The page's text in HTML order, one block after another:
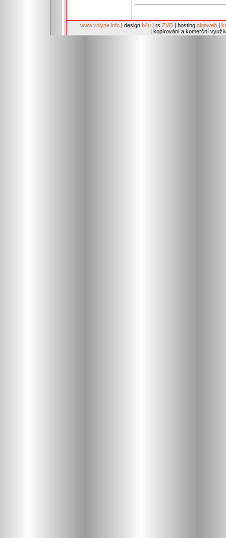
www.volyne.info | design b4u | rs ZVD | hosting gigaweb |
| kopírování a komerční